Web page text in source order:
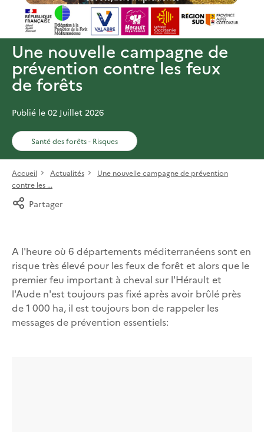
Une nouvelle campagne de
prévention contre les feux
de forêts
Publié le 02 Juillet 2026
Santé des forêts - Risques
Accueil Actualités
Une nouvelle campagne de prévention
contre les ...
Partager
A l'heure où 6 départements méditerranéens sont en
risque très élevé pour les feux de forêt et alors que le
premier feu important à cheval sur l'Hérault et
l'Aude n'est toujours pas fixé après avoir brûlé près
de 1 000 ha, il est toujours bon de rappeler les
messages de prévention essentiels: